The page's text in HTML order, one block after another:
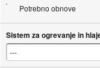
Potrebno obnove
Sistem za ogrevanje in